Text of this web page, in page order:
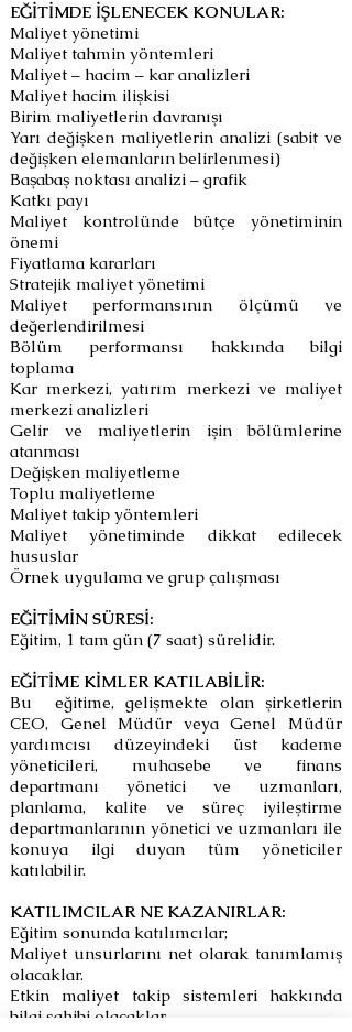
EĞİTİMDE İŞLENECEK KONULAR:
Maliyet yönetimi
Maliyet tahmin yöntemleri
Maliyet – hacim – kar analizleri
Maliyet hacim ilişkisi
Birim maliyetlerin davranışı
Yarı değişken maliyetlerin analizi (sabit ve
değişken elemanların belirlenmesi)
Başabaş noktası analizi – grafik
Katkı payı
Maliyet kontrolünde bütçe yönetiminin
önemi
Fiyatlama kararları
Stratejik maliyet yönetimi
Maliyet performansının ölçümü ve
değerlendirilmesi
Bölüm performansı hakkında bilgi
toplama
Kar merkezi, yatırım merkezi ve maliyet
merkezi analizleri
Gelir ve maliyetlerin işin bölümlerine
atanması
Değişken maliyetleme
Toplu maliyetleme
Maliyet takip yöntemleri
Maliyet yönetiminde dikkat edilecek
hususlar
Örnek uygulama ve grup çalışması
EĞİTİMİN SÜRESİ:
Eğitim, 1 tam gün (7 saat) sürelidir.
EĞİTİME KİMLER KATILABİLİR:
Bu eğitime, gelişmekte olan şirketlerin
CEO, Genel Müdür veya Genel Müdür
yardımcısı düzeyindeki üst kademe
yöneticileri, muhasebe ve finans
departmanı yönetici ve uzmanları,
planlama, kalite ve süreç iyileştirme
departmanlarının yönetici ve uzmanları ile
konuya ilgi duyan tüm yöneticiler
katılabilir.
KATILIMCILAR NE KAZANIRLAR:
Eğitim sonunda katılımcılar;
Maliyet unsurlarını net olarak tanımlamış
olacaklar.
Etkin maliyet takip sistemleri hakkında
bilgi sahibi olacaklar.